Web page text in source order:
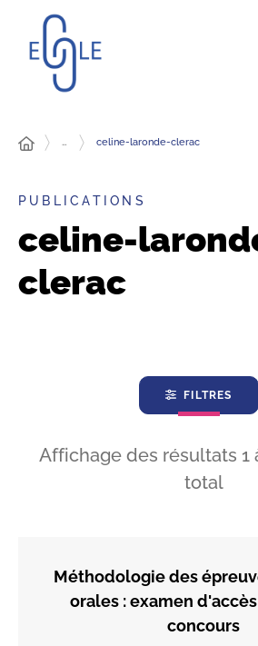
… celine-laronde-clerac
PUBLICATIONS
celine-
clerac
FILTRES
Affichage des résultats 1
total
Méthodologie des
orales : examen d'accès
concours